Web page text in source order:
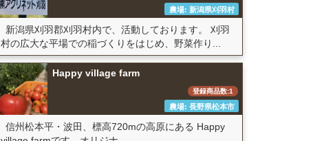
農場: 新潟県刈羽村
新潟県刈羽郡刈羽村内で、活動しております。 刈羽
村の広大な平場での稲づくりをはじめ、野菜作り...
Happy village farm
登録商品数:1
農場: 長野県松本市
信州松本平・波田、標高720mの高原にある Happy